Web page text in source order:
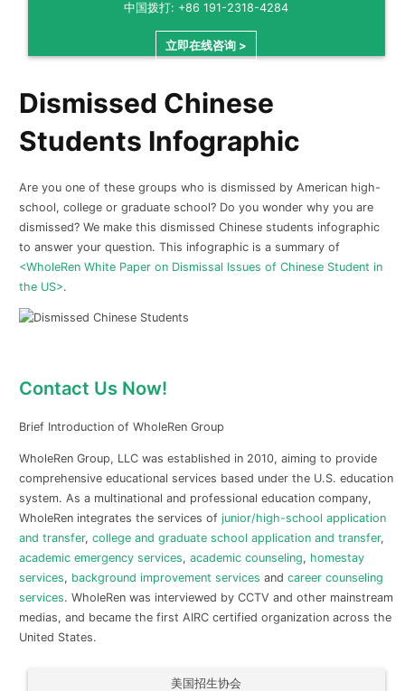
中国拨打: +86 191-2318-4284
立即在线咨询 >
Dismissed Chinese
Students Infographic
Are you one of these groups who is dismissed by American high-
school, college or graduate school? Do you wonder why you are
dismissed? We make this dismissed Chinese students infographic
to answer your question. This infographic is a summary of
<WholeRen White Paper on Dismissal Issues of Chinese Student in
the US>.
Contact Us Now!
Brief Introduction of WholeRen Group
WholeRen Group, LLC was established in 2010, aiming to provide
comprehensive educational services based under the U.S. education
system. As a multinational and professional education company,
WholeRen integrates the services of junior/high-school application
and transfer, college and graduate school application and transfer,
academic emergency services, academic counseling, homestay
services, background improvement services and career counseling
services. WholeRen was interviewed by CCTV and other mainstream
medias, and became the first AIRC certified organization across the
United States.
美国招生协会